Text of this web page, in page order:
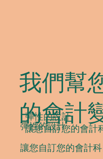
我們幫
的會計
彈性的設計
讓您自訂您的會計科
彈性的設計
讓您自訂您的會計